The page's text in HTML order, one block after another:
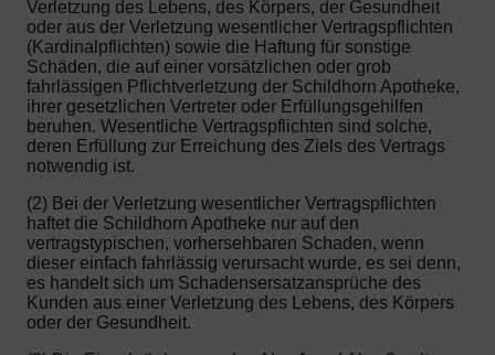
Verletzung des Lebens, des Körpers, der Gesundheit
oder aus der Verletzung wesentlicher Vertragspflichten
(Kardinalpflichten) sowie die Haftung für sonstige
Schäden, die auf einer vorsätzlichen oder grob
fahrlässigen Pflichtverletzung der Schildhorn Apotheke,
ihrer gesetzlichen Vertreter oder Erfüllungsgehilfen
beruhen. Wesentliche Vertragspflichten sind solche,
deren Erfüllung zur Erreichung des Ziels des Vertrags
notwendig ist.
(2) Bei der Verletzung wesentlicher Vertragspflichten
haftet die Schildhorn Apotheke nur auf den
vertragstypischen, vorhersehbaren Schaden, wenn
dieser einfach fahrlässig verursacht wurde, es sei denn,
es handelt sich um Schadensersatzansprüche des
Kunden aus einer Verletzung des Lebens, des Körpers
oder der Gesundheit.